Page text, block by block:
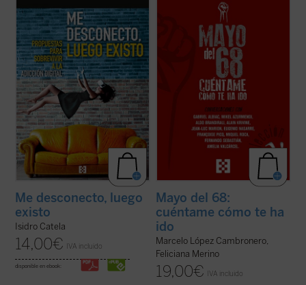
cerviz agachada, permanecen
whatsappeando
cada uno por su lado, se
nos ha hecho por desgracia habitual. No es
...(ver ficha)
Me desconecto, luego
existo
Isidro Catela
14,00€ IVA incluido
disponible en ebook:
personalidades españolas y europeas
(protagonistas todas ellas de aquellos
acontecimientos), diferentes aspectos
fundamentales de aquel frenético mes de
mayo, tales como la experiencia ...
Mayo del 68:
cuéntame cómo te ha
ido
Marcelo López Cambronero,
Feliciana Merino
19,00€ IVA incluido